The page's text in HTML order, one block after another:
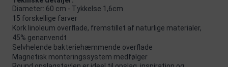
Diameter: 60 cm - Tykkelse 1,6cm
15 forskellige farver
Kork linoleum overflade, fremstillet af naturlige materialer,
45% genanvendt
Selvhelende bakteriehæmmende overflade
Magnetisk monteringssystem medfølger